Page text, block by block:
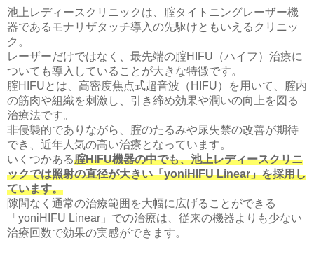
池上レディースクリニックは、腟タイトニングレーザー機
器であるモナリザタッチ導入の先駆けともいえるクリニッ
ク。
レーザーだけではなく、最先端の腟HIFU（ハイフ）治療に
ついても導入していることが大きな特徴です。
腟HIFUとは、高密度焦点式超音波（HIFU）を用いて、腟内
の筋肉や組織を刺激し、引き締め効果や潤いの向上を図る
治療法です。
非侵襲的でありながら、腟のたるみや尿失禁の改善が期待
でき、近年人気の高い治療となっています。
いくつかある腟HIFU機器の中でも、池上レディースクリニ
ックでは照射の直径が大きい「yoniHIFU Linear」を採用し
ています。
隙間なく通常の治療範囲を大幅に広げることができる
「yoniHIFU Linear」での治療は、従来の機器よりも少ない
治療回数で効果の実感ができます。